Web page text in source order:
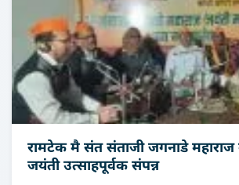
रामटेक मै संत संताजी जगनाडे महाराज
जयंती उत्साहपूर्वक संपन्न